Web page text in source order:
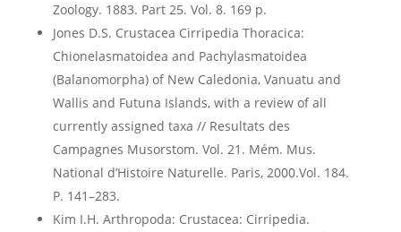
Zoology. 1883. Part 25. Vol. 8. 169 p.
Jones D.S. Crustacea Cirripedia Thoracica:
Chionelasmatoidea and Pachylasmatoidea
(Balanomorpha) of New Caledonia, Vanuatu and
Wallis and Futuna Islands, with a review of all
currently assigned taxa // Resultats des
Campagnes Musorstom. Vol. 21. Mém. Mus.
National d’Histoire Naturelle. Paris, 2000.Vol. 184.
P. 141–283.
Kim I.H. Arthropoda: Crustacea: Cirripedia.